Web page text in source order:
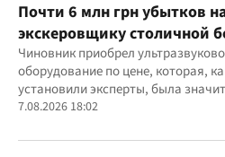
Почти 6 млн грн убытков
экскеровщику столичной
подозрение
Чиновник приобрел
оборудование по цене, которая,
установили эксперты, была
выше рыночной
7.08.2026 18:02